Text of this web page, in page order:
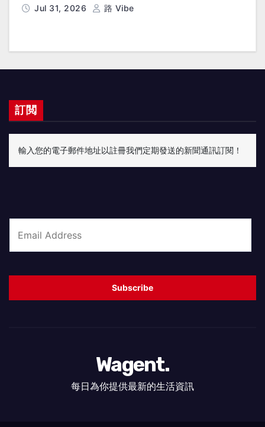
Jul 31, 2026 路 Vibe
訂閲
輸入您的電子郵件地址以註冊我們定期發送的新聞通訊訂閱！
i
Subscribe
Wagent.
每日為你提供最新的生活資訊